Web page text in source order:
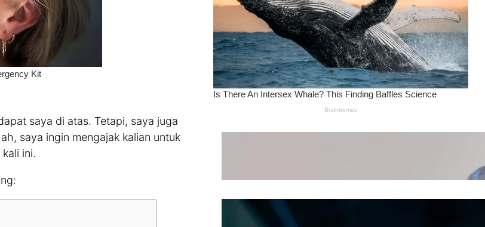
saya di atas. Tetapi, saya juga
saya ingin mengajak kalian untuk
ini.
Wanita Pamer Pakaian
Kepribadian